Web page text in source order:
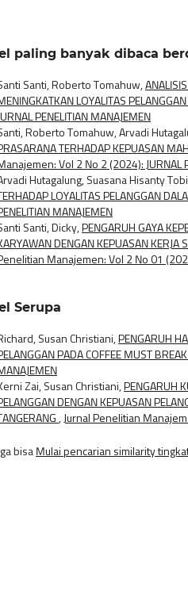
paling banyak dibaca
Santi, Roberto Tomahuw,
LOYALITAS
PENELITIAN MANAJEMEN
Roberto Tomahuw, Arvadi
TERHADAP KEPUASAN
Vol 2 No 2 (2024): JURNAL
Hutagalung, Suasana Hisanty
TERHADAP LOYALITAS PELANGGAN
MANAJEMEN
Santi, Dicky, PENGARUH GAYA
DENGAN KEPUASAN KERJA
Manajemen: Vol 2 No 01
Serupa
Susan Christiani, PENGARUH
PADA COFFEE MUST
Zai, Susan Christiani, PENGARUH
DENGAN KEPUASAN
TANGERANG , Jurnal Penelitian
bisa Mulai pencarian similarity